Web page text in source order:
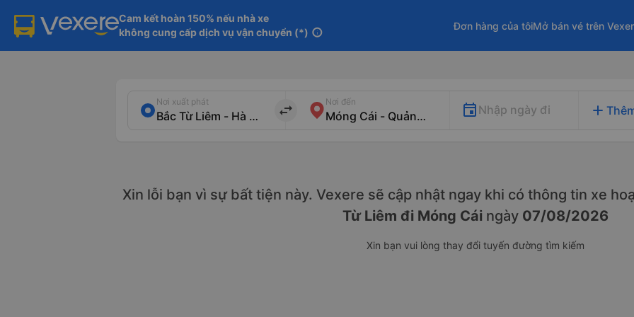
Cam kết hoàn 150% nếu nhà xe
không cung cấp dịch vụ vận chuyển (*) info
Đơn hàng của tôiMở bán vé trên
Nơi xuất phát
import_export
Nơi đến
Nhập ngày đi add
Xin lỗi bạn vì sự bất tiện này. Vexere sẽ cập nhật ngay khi có thông tin xe
Từ Liêm đi Móng Cái ngày 07/08/2026
Xin bạn vui lòng thay đổi tuyến đường tìm kiếm